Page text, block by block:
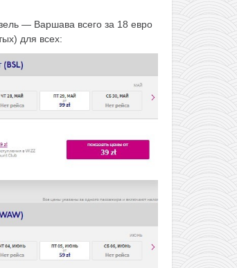
— Варшава всего за 18 евро
для всех: